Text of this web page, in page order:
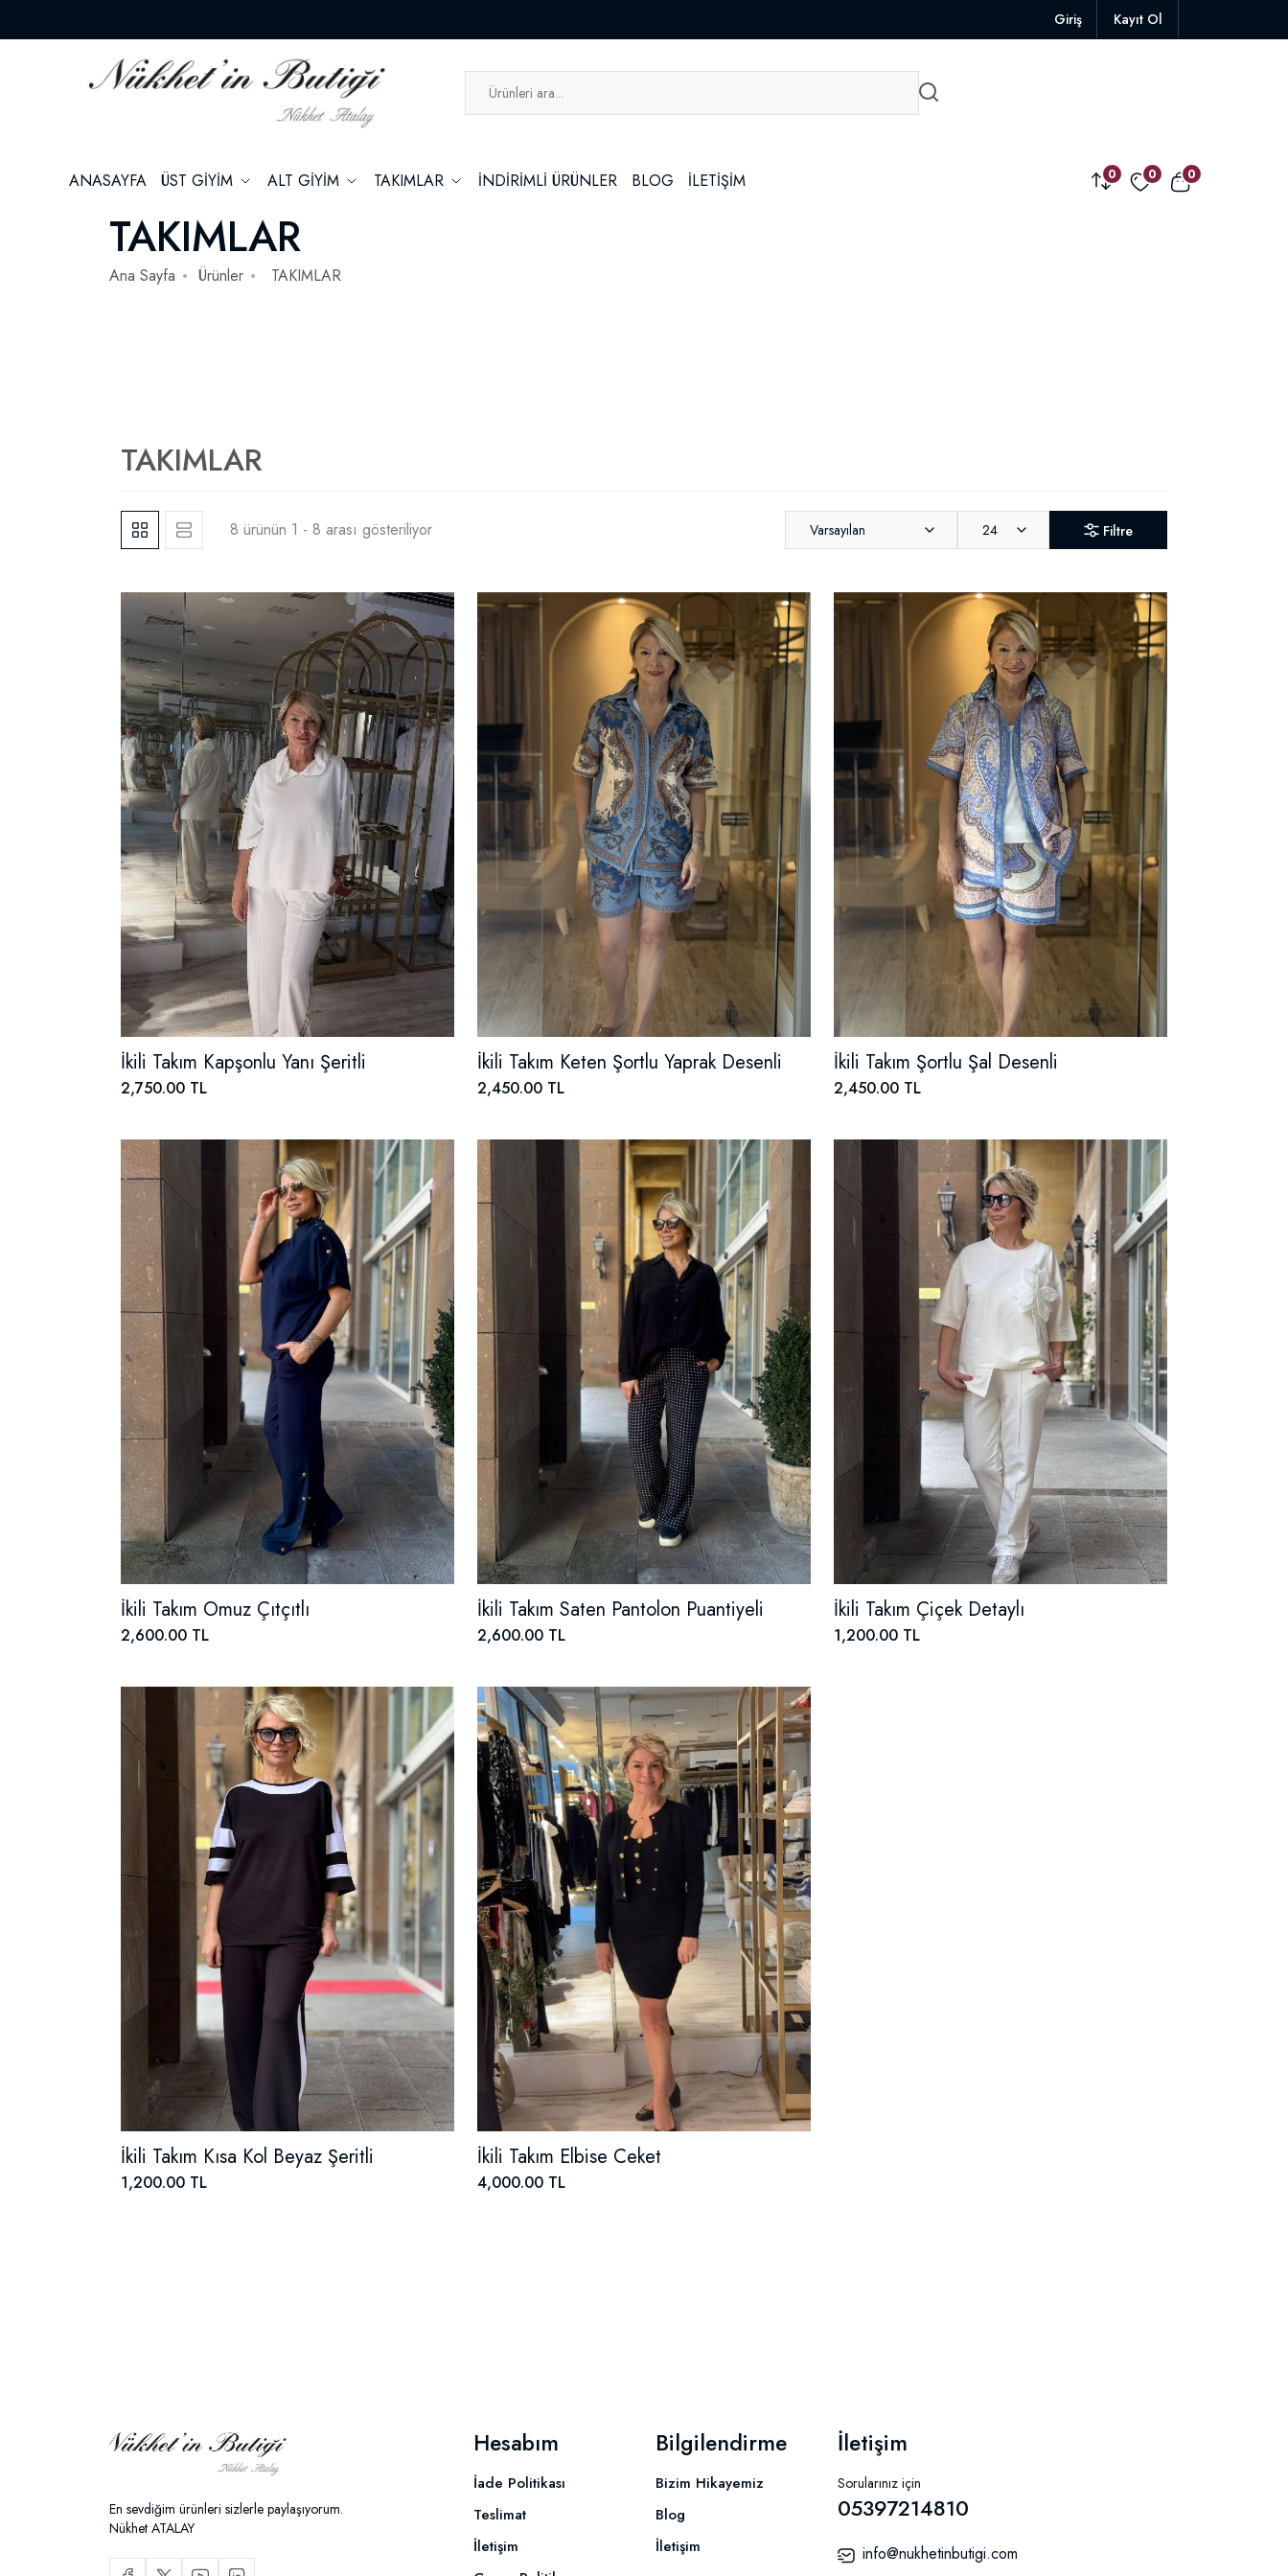
Giriş Kayıt Ol
ANASAYFA ÜST GİYİM ALT GİYİM TAKIMLAR İNDİRİMLİ ÜRÜNLER BLOG İLETİŞİM 0 0 0
TAKIMLAR
Ana Sayfa Ürünler TAKIMLAR
TAKIMLAR
8 ürünün 1 - 8 arası gösteriliyor Varsayılan 24 Filtre
İkili Takım Kapşonlu Yanı Şeritli
2,750.00 TL
İkili Takım Keten Şortlu Yaprak Desenli
2,450.00 TL
İkili Takım Şortlu Şal Desenli
2,450.00 TL
İkili Takım Omuz Çıtçıtlı
2,600.00 TL
İkili Takım Saten Pantolon Puantiyeli
2,600.00 TL
İkili Takım Çiçek Detaylı
1,200.00 TL
İkili Takım Kısa Kol Beyaz Şeritli
1,200.00 TL
İkili Takım Elbise Ceket
4,000.00 TL
En sevdiğim ürünleri sizlerle paylaşıyorum.
Nükhet ATALAY
Hesabım
İade Politikası
Teslimat
İletişim
Bilgilendirme
Bizim Hikayemiz
Blog
İletişim
İletişim
Sorularınız için
05397214810
info@nukhetinbutigi.com